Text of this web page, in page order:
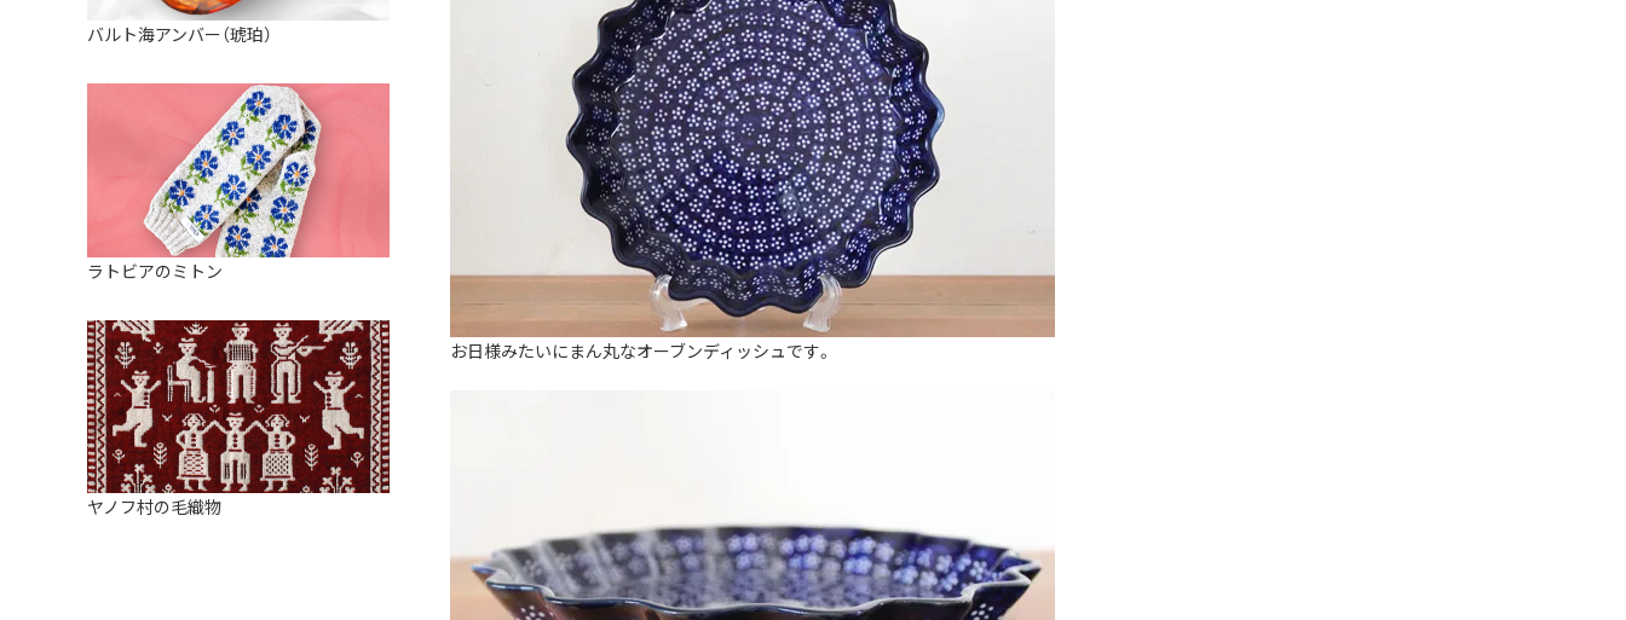
お日様みたいにまん丸なオーブンディッシュです。
バルト海アンバー（琥珀）
ラトビアのミトン
ヤノフ村の毛織物